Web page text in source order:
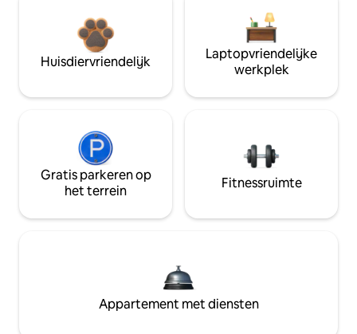
Huisdiervriendelijk
Laptopvriendelijke
werkplek
Gratis parkeren op
het terrein
Fitnessruimte
Appartement met diensten